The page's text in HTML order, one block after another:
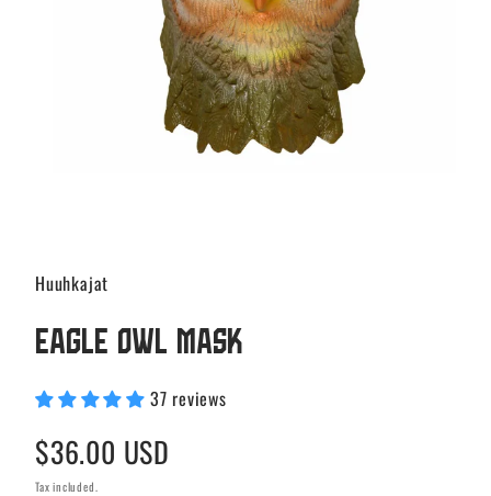
Huuhkajat
Eagle Owl Mask
37 reviews
Regular
price
$36.00 USD
Tax included.